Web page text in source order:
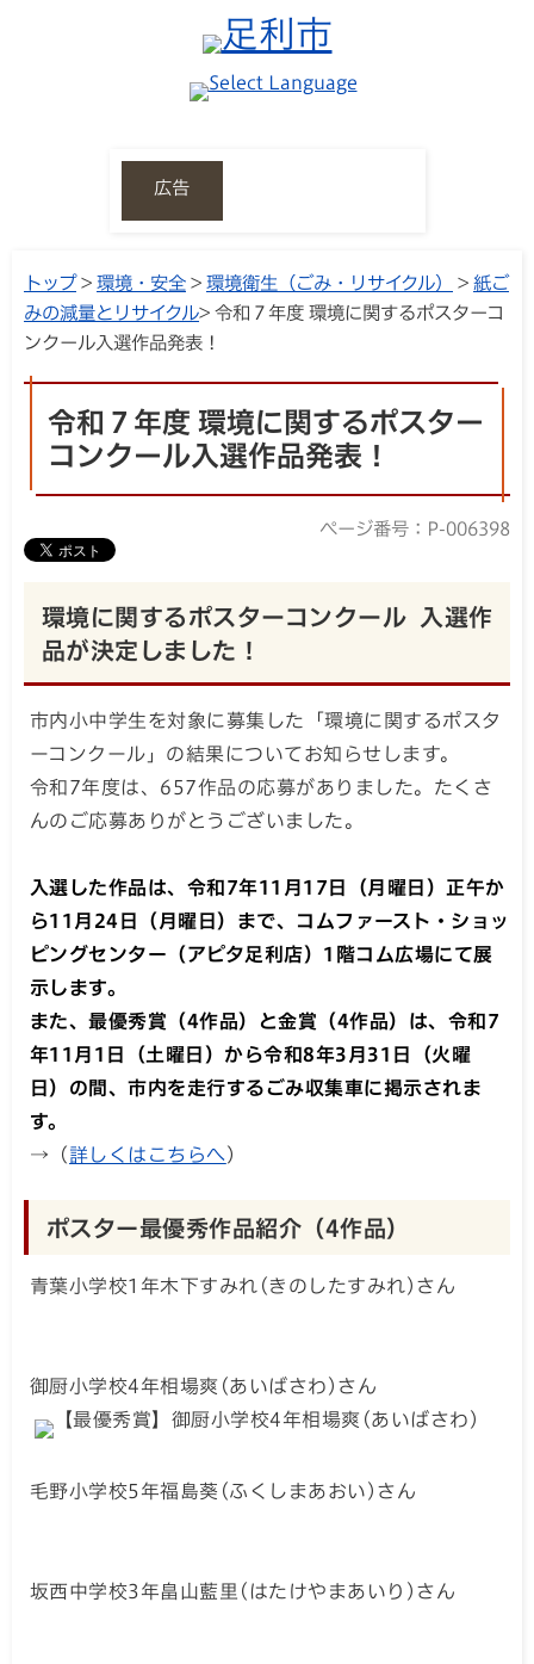
広告
トップ> 環境・安全 > 環境衛生（ごみ・リサイクル） > 紙ご
みの減量とリサイクル> 令和７年度 環境に関するポスターコ
ンクール入選作品発表！
令和７年度 環境に関するポスター
コンクール入選作品発表！
ページ番号：P-006398
環境に関するポスターコンクール 入選作
品が決定しました！
市内小中学生を対象に募集した「環境に関するポスタ
ーコンクール」の結果についてお知らせします。
令和7年度は、657作品の応募がありました。たくさ
んのご応募ありがとうございました。
入選した作品は、令和7年11月17日（月曜日）正午か
ら11月24日（月曜日）まで、コムファースト・ショッ
ピングセンター（アピタ足利店）1階コム広場にて展
示します。
また、最優秀賞（4作品）と金賞（4作品）は、令和 7
年11 月 1 日（土曜日）から令和8年3 月 31 日（火曜
日）の間、市内を走行するごみ収集車に掲示されま
す。
→ （ 詳しくはこちらへ ）
ポスター最優秀作品紹介（4作品）
青葉小学校1年木下すみれ(きのしたすみれ)さん
御厨小学校4年相場爽(あいばさわ)さん
毛野小学校5年福島葵(ふくしまあおい)さん
坂西中学校3年畠山藍里(はたけやまあいり)さん